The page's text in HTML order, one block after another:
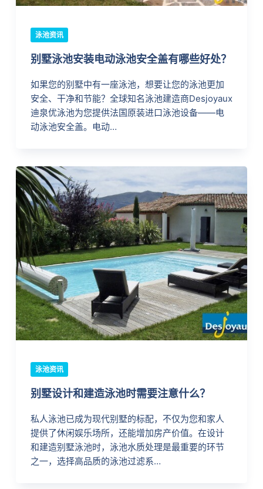
泳池资讯
别墅泳池安装电动泳池安全盖有哪些好处？
如果您的别墅中有一座泳池，想要让您的泳池更加
安全、干净和节能？全球知名泳池建造商Desjoyaux
迪泉优泳池为您提供法国原装进口泳池设备——电
动泳池安全盖。电动…
泳池资讯
别墅设计和建造泳池时需要注意什么？
私人泳池已成为现代别墅的标配，不仅为您和家人
提供了休闲娱乐场所，还能增加房产价值。在设计
和建造别墅泳池时，泳池水质处理是最重要的环节
之一，选择高品质的泳池过滤系…